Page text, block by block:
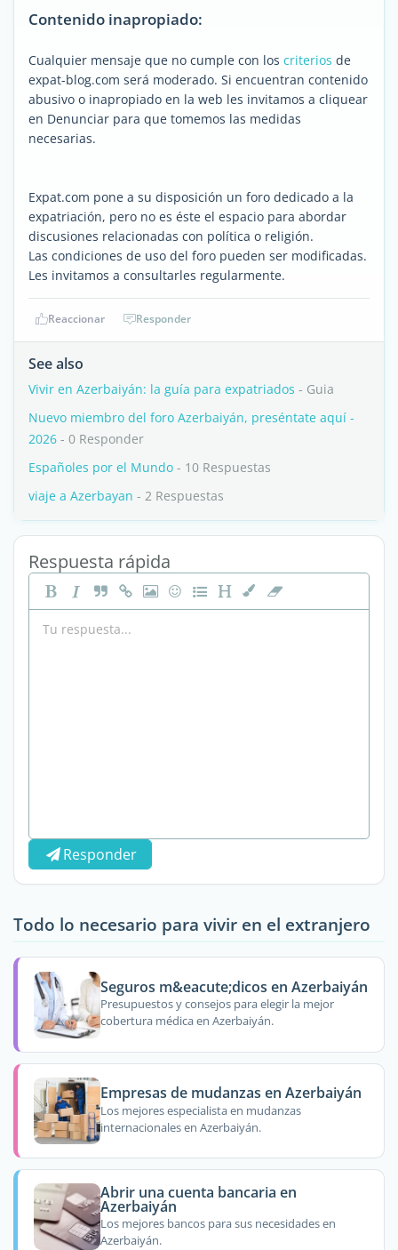
Contenido inapropiado:
Cualquier mensaje que no cumple con los criterios de
expat-blog.com será moderado. Si encuentran contenido
abusivo o inapropiado en la web les invitamos a cliquear
en Denunciar para que tomemos las medidas
necesarias.
Expat.com pone a su disposición un foro dedicado a la
expatriación, pero no es éste el espacio para abordar
discusiones relacionadas con política o religión.
Las condiciones de uso del foro pueden ser modificadas.
Les invitamos a consultarles regularmente.
Reaccionar Responder
See also
Vivir en Azerbaiyán: la guía para expatriados - Guia
Nuevo miembro del foro Azerbaiyán, preséntate aquí -
2026 - 0 Responder
Españoles por el Mundo - 10 Respuestas
viaje a Azerbayan - 2 Respuestas
Respuesta rápida
Responder
Todo lo necesario para vivir en el extranjero
Seguros m&eacute;dicos en Azerbaiyán
Presupuestos y consejos para elegir la mejor
cobertura médica en Azerbaiyán.
Empresas de mudanzas en Azerbaiyán
Los mejores especialista en mudanzas
internacionales en Azerbaiyán.
Abrir una cuenta bancaria en
Azerbaiyán
Los mejores bancos para sus necesidades en
Azerbaiyán.